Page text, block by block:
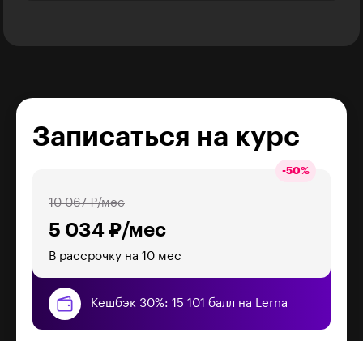
Записаться на курс
-50%
5 034 ₽/мес
10 067 ₽/мес
В рассрочку на 10 мес
Кешбэк 30%: 15 101 балл на Lerna